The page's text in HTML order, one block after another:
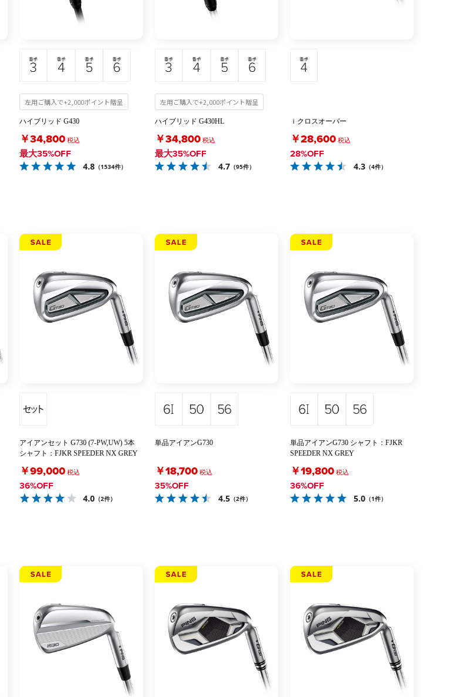
左用ご購入で+2,000ポイント贈呈
ハイブリッド G430
￥34,800税込
最大35%OFF
4.8 （1534件）
左用ご購入で+2,000ポイント贈呈
ハイブリッド G430HL
￥34,800税込
最大35%OFF
4.7 （95件）
ｉクロスオーバー
￥28,600税込
28%OFF
4.3 （4件）
アイアンセット G730 (7-PW,UW) 5本
シャフト：FJKR SPEEDER NX GREY
￥99,000税込
36%OFF
4.0 （2件）
単品アイアンG730
￥18,700税込
35%OFF
4.5 （2件）
単品アイアンG730 シャフト：FJKR
SPEEDER NX GREY
￥19,800税込
36%OFF
5.0 （1件）